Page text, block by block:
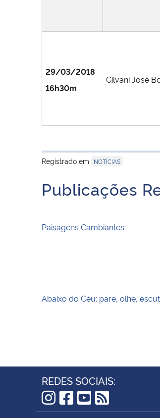
29/03/2018
16h30m
Gilvani José
Registrado em
NOTÍCIAS
Publicações
Paisagens Cambiantes
Abaixo do Céu: pare, olhe,
REDES SOCIAIS:
Instagram
Facebook
YouTube
RSS